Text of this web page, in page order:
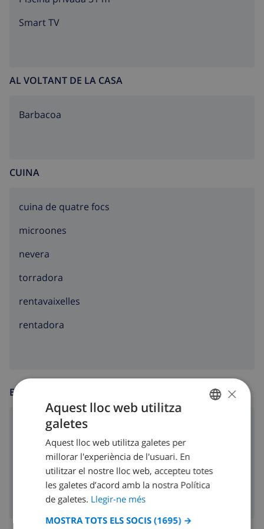
Smart TV
AL VOLTANT DE LA CASA
barbacoa
CUINA
cuina de quatre focs
microones
nevera
torradora
rentavaixelles
rentadora
ENTRETENIMENT
reproductor de vídeo
Tv per satèllit
DUTCH
SPANISH
CATALAN
×
Aquest lloc web utilitza
galetes
Aquest lloc web utilitza galetes per
millorar l'experiència de l'usuari. En
utilitzar el nostre lloc web, accepteu totes
les galetes d’acord amb la nostra Política
de galetes. Llegir-ne més
MOSTRA TOTS ELS SOCIS (1695) →